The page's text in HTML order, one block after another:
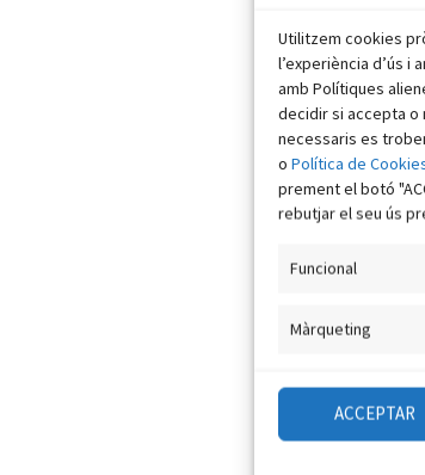
Utilitzem cookies
l’experiència d’ús i
amb Polítiques
decidir si accepta o
necessaris es
o Política de
prement el botó
rebutjar el seu ús
Funcional
Màrqueting
ACCEPTAR